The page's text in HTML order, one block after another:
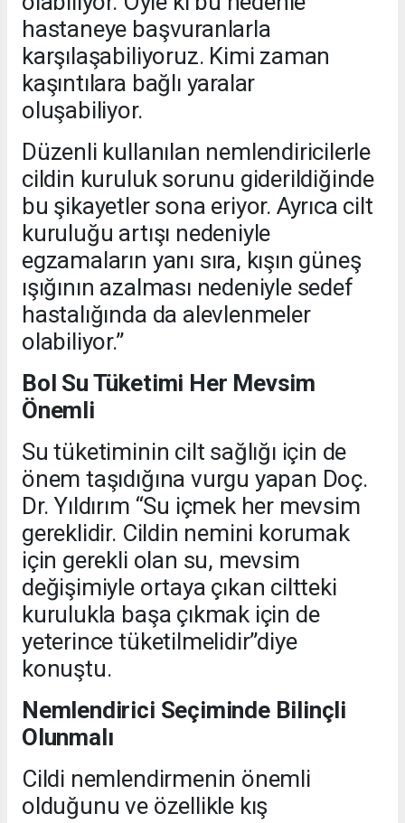
hastaneye başvuranlarla
karşılaşabiliyoruz. Kimi zaman
kaşıntılara bağlı yaralar
oluşabiliyor.
Düzenli kullanılan nemlendiricilerle
cildin kuruluk sorunu giderildiğinde
bu şikayetler sona eriyor. Ayrıca cilt
kuruluğu artışı nedeniyle
egzamaların yanı sıra, kışın güneş
ışığının azalması nedeniyle sedef
hastalığında da alevlenmeler
olabiliyor.”
Bol Su Tüketimi Her Mevsim
Önemli
Su tüketiminin cilt sağlığı için de
önem taşıdığına vurgu yapan Doç.
Dr. Yıldırım “Su içmek her mevsim
gereklidir. Cildin nemini korumak
için gerekli olan su, mevsim
değişimiyle ortaya çıkan ciltteki
kurulukla başa çıkmak için de
yeterince tüketilmelidir”diye
konuştu.
Nemlendirici Seçiminde Bilinçli
Olunmalı
Cildi nemlendirmenin önemli
olduğunu ve özellikle kış